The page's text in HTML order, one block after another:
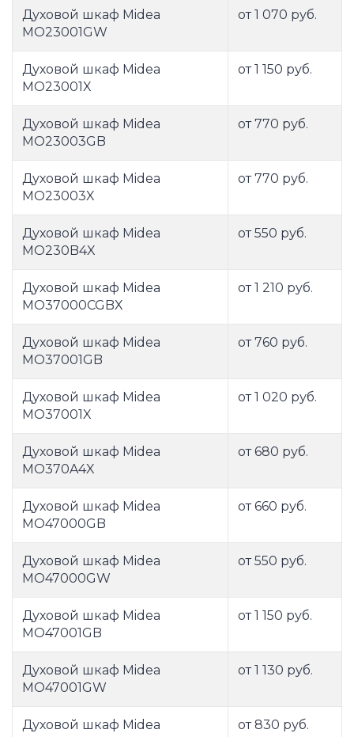
Духовой шкаф Midea
MO23001GW
от 1 070 руб.
Духовой шкаф Midea
MO23001X
от 1 150 руб.
Духовой шкаф Midea
MO23003GB
от 770 руб.
Духовой шкаф Midea
MO23003X
от 770 руб.
Духовой шкаф Midea
MO230B4X
от 550 руб.
Духовой шкаф Midea
MO37000CGBX
от 1 210 руб.
Духовой шкаф Midea
MO37001GB
от 760 руб.
Духовой шкаф Midea
MO37001X
от 1 020 руб.
Духовой шкаф Midea
MO370A4X
от 680 руб.
Духовой шкаф Midea
MO47000GB
от 660 руб.
Духовой шкаф Midea
MO47000GW
от 550 руб.
Духовой шкаф Midea
MO47001GB
от 1 150 руб.
Духовой шкаф Midea
MO47001GW
от 1 130 руб.
Духовой шкаф Midea
от 830 руб.